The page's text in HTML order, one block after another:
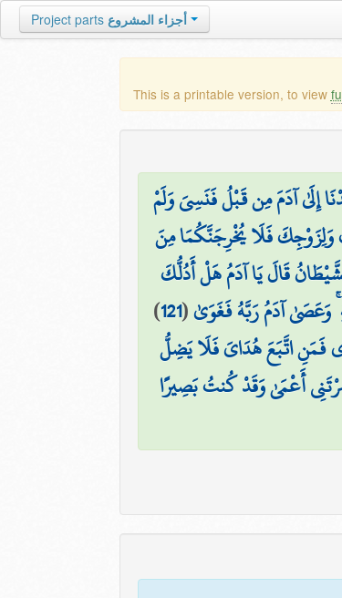
Project parts أجزاء المشروع
This is a printable version, to view
إِلَىٰ آدَمَ مِن قَبْلُ فَنَسِيَ وَلَمْ
وَلِزَوْجِكَ فَلَا يُخْرِجَنَّكُمَا مِنَ
قَالَ يَا آدَمُ هَلْ أَدُلُّكَ
وَعَصَىٰ آدَمُ رَبَّهُ فَغَوَىٰ(
121
)
فَمَنِ اتَّبَعَ هُدَايَ فَلَا يَضِلُّ
أَعْمَىٰ وَقَدْ كُنتُ بَصِيرًا